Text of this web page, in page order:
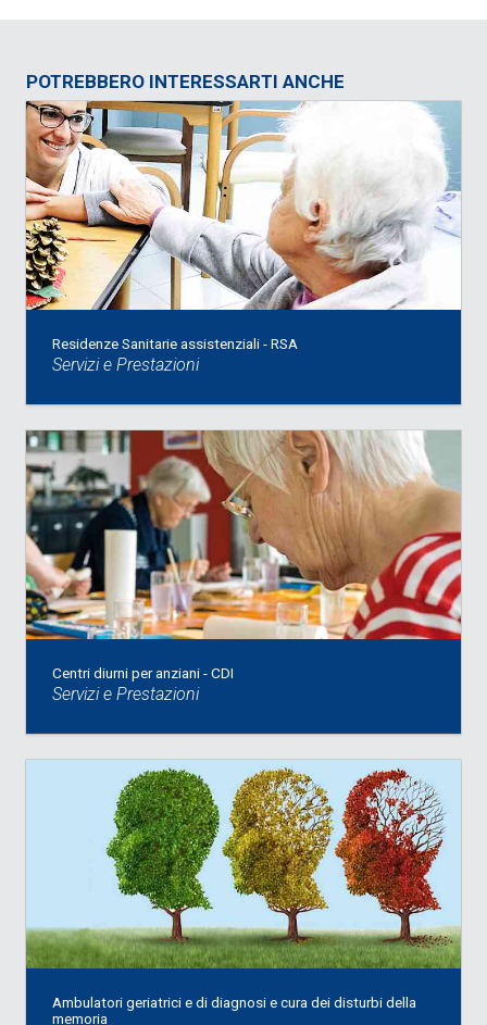
POTREBBERO INTERESSARTI ANCHE
Residenze Sanitarie assistenziali - RSA
Servizi e Prestazioni
Centri diurni per anziani - CDI
Servizi e Prestazioni
Ambulatori geriatrici e di diagnosi e cura dei disturbi della
memoria